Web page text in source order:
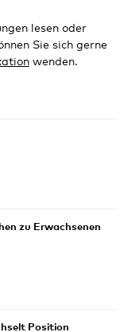
lesen oder
Sie sich gerne
wenden.
zu Erwachsenen
Position